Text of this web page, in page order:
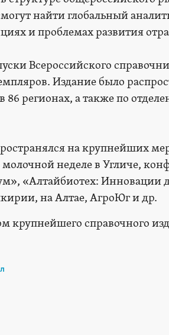
найти глобальный
и проблемах развития
Всероссийского
Издание было
регионах, а также по
на крупнейших
неделе в Угличе,
«Алтайбиотех: Инновации
на Алтае, АгроЮг и др.
крупнейшего справочного